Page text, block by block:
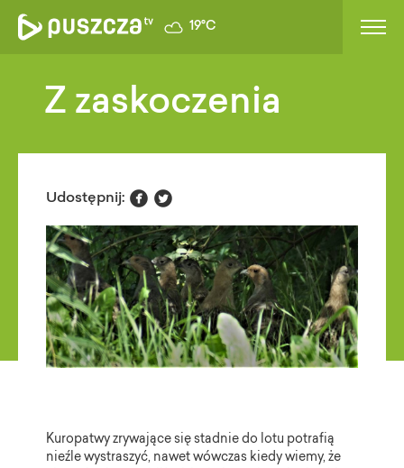
19°C
Z zaskoczenia
Udostępnij:  
Kuropatwy zrywające się stadnie do lotu potrafią
nieźle wystraszyć, nawet wówczas kiedy wiemy, że